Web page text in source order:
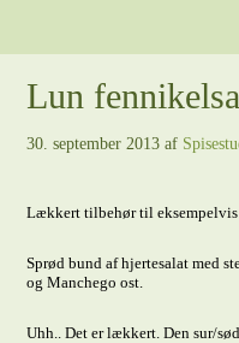
Lun
30. september 2013 af
Lækkert tilbehør til
Sprød bund af hjertesalat med
og Manchego ost.
Uhh.. Det er lækkert. Den sur/